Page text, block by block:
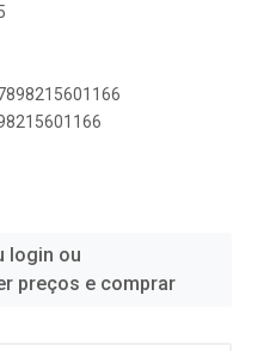
login ou
preços e comprar